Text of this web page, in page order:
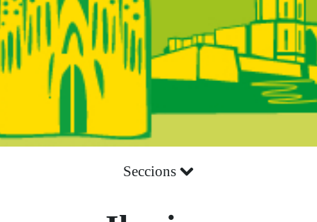
Seccions